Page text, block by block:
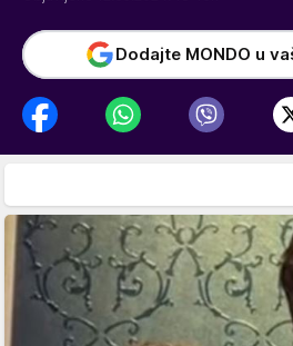
Dodajte MONDO u